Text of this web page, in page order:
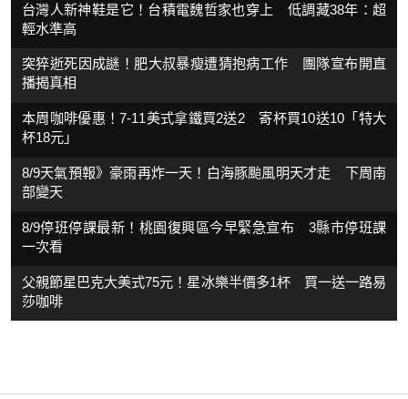
台灣人新神鞋是它！台積電魏哲家也穿上 低調藏38年：超
輕水準高
突猝逝死因成謎！肥大叔暴瘦遭猜抱病工作 團隊宣布開直
播揭真相
本周咖啡優惠！7-11美式拿鐵買2送2 寄杯買10送10「特大
杯18元」
8/9天氣預報》豪雨再炸一天！白海豚颱風明天才走 下周南
部變天
8/9停班停課最新！桃園復興區今早緊急宣布 3縣市停班課
一次看
父親節星巴克大美式75元！星冰樂半價多1杯 買一送一路易
莎咖啡